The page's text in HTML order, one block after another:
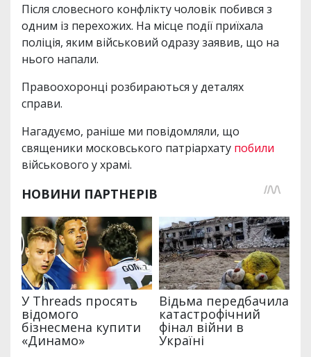
Після словесного конфлікту чоловік побився з
одним із перехожих. На місце події приїхала
поліція, яким військовий одразу заявив, що на
нього напали.
Правоохоронці розбираються у деталях
справи.
Нагадуємо, раніше ми повідомляли, що
священики московського патріархату побили
військового у храмі.